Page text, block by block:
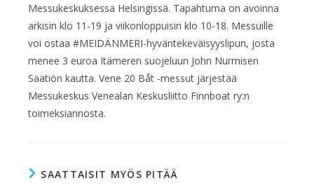
Messukeskuksessa Helsingissä. Tapahtuma on avoinna
arkisin klo 11-19 ja viikonloppuisin klo 10-18. Messuille
voi ostaa #MEIDÄNMERI-hyväntekeväisyyslipun, josta
menee 3 euroa Itämeren suojeluun John Nurmisen
Säätiön kautta. Vene 20 Båt -messut järjestää
Messukeskus Venealan Keskusliitto Finnboat ry:n
toimeksiannosta.
SAATTAISIT MYÖS PITÄÄ